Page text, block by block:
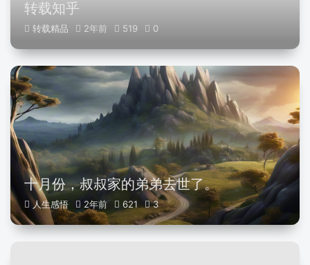
转载知乎
转载精品 2年前 519 0
十月份，叔叔家的弟弟去世了。
人生感悟 2年前 621 3